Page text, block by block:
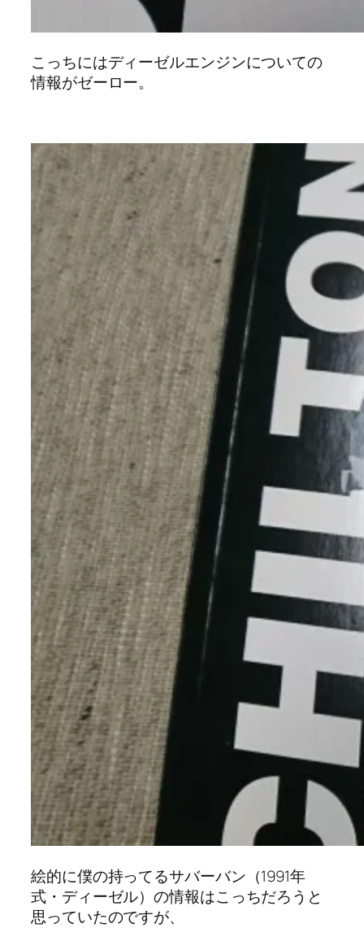
こっちにはディーゼルエンジンについての
情報がゼーロー。
絵的に僕の持ってるサバーバン（1991年
式・ディーゼル）の情報はこっちだろうと
思っていたのですが、